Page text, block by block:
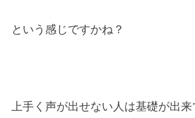
という感じですかね？
上手く声が出せない人は基礎が出